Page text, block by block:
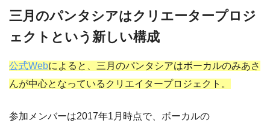
三月のパンタシアはクリエータープロジ
ェクトという新しい構成
公式Webによると、三月のパンタシアはボーカルのみあさ
んが中心となっているクリエイタープロジェクト。
参加メンバーは2017年1月時点で、ボーカルの